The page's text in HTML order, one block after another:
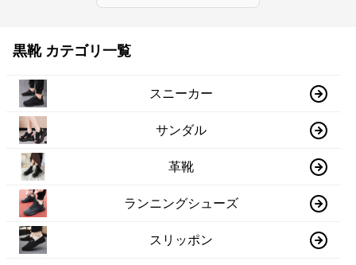
黒靴 カテゴリ一覧
スニーカー
サンダル
革靴
ランニングシューズ
スリッポン